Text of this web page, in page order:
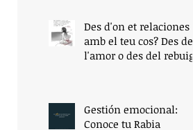
Des d'on et relaciones
amb el teu cos? Des de
l'amor o des del rebuig?
Gestión emocional:
Conoce tu Rabia